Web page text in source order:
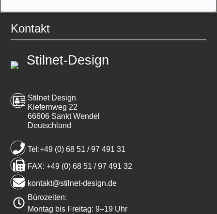
Kontakt
Stilnet-Design
Stilnet Design
Kiefernweg 22
66606 Sankt Wendel
Deutschland
Tel:+49 (0) 68 51 / 97 491 31
FAX: +49 (0) 68 51 / 97 491 32
kontakt@stilnet-design.de
Bürozeiten:
Montag bis Freitag: 9–19 Uhr